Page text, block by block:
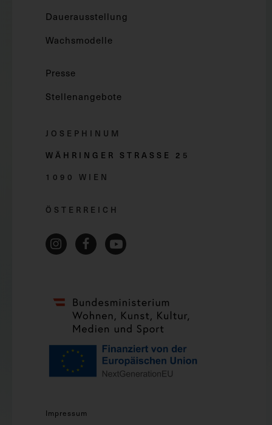
Dauerausstellung
Wachsmodelle
Presse
Stellenangebote
JOSEPHINUM
WÄHRINGER STRASSE 2 5
1090 WIEN
ÖSTERREICH
Impressum